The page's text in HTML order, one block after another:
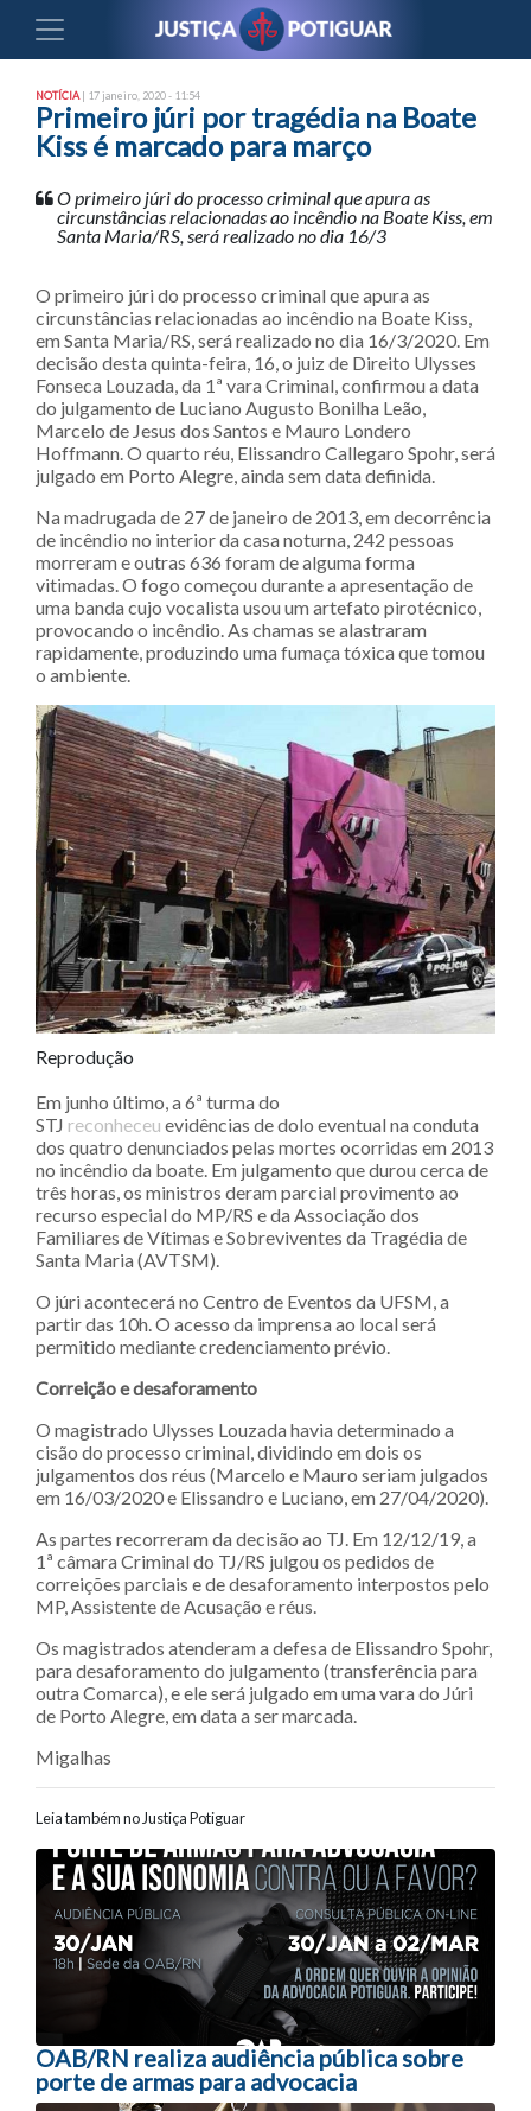
NOTÍCIA | 17 janeiro, 2020 - 11:54
Primeiro júri por tragédia na Boate
Kiss é marcado para março
O primeiro júri do processo criminal que apura as
circunstâncias relacionadas ao incêndio na Boate Kiss, em
Santa Maria/RS, será realizado no dia 16/3
O primeiro júri do processo criminal que apura as
circunstâncias relacionadas ao incêndio na Boate Kiss,
em Santa Maria/RS, será realizado no dia 16/3/2020. Em
decisão desta quinta-feira, 16, o juiz de Direito Ulysses
Fonseca Louzada, da 1ª vara Criminal, confirmou a data
do julgamento de Luciano Augusto Bonilha Leão,
Marcelo de Jesus dos Santos e Mauro Londero
Hoffmann. O quarto réu, Elissandro Callegaro Spohr, será
julgado em Porto Alegre, ainda sem data definida.
Na madrugada de 27 de janeiro de 2013, em decorrência
de incêndio no interior da casa noturna, 242 pessoas
morreram e outras 636 foram de alguma forma
vitimadas. O fogo começou durante a apresentação de
uma banda cujo vocalista usou um artefato pirotécnico,
provocando o incêndio. As chamas se alastraram
rapidamente, produzindo uma fumaça tóxica que tomou
o ambiente.
Reprodução
Em junho último, a 6ª turma do
STJ reconheceu evidências de dolo eventual na conduta
dos quatro denunciados pelas mortes ocorridas em 2013
no incêndio da boate. Em julgamento que durou cerca de
três horas, os ministros deram parcial provimento ao
recurso especial do MP/RS e da Associação dos
Familiares de Vítimas e Sobreviventes da Tragédia de
Santa Maria (AVTSM).
O júri acontecerá no Centro de Eventos da UFSM, a
partir das 10h. O acesso da imprensa ao local será
permitido mediante credenciamento prévio.
Correição e desaforamento
O magistrado Ulysses Louzada havia determinado a
cisão do processo criminal, dividindo em dois os
julgamentos dos réus (Marcelo e Mauro seriam julgados
em 16/03/2020 e Elissandro e Luciano, em 27/04/2020).
As partes recorreram da decisão ao TJ. Em 12/12/19, a
1ª câmara Criminal do TJ/RS julgou os pedidos de
correições parciais e de desaforamento interpostos pelo
MP, Assistente de Acusação e réus.
Os magistrados atenderam a defesa de Elissandro Spohr,
para desaforamento do julgamento (transferência para
outra Comarca), e ele será julgado em uma vara do Júri
de Porto Alegre, em data a ser marcada.
Migalhas
Leia também no Justiça Potiguar
Navegação entre posts
OAB/RN realiza audiência pública sobre
porte de armas para advocacia